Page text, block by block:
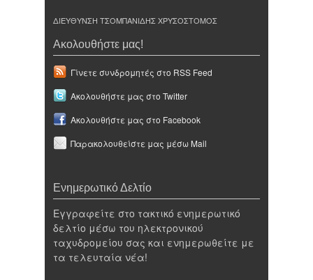
ΔΙΕΥΘΥΝΣΗ ΤΣΟΜΠΑΝΙΔΗΣ ΧΡΥΣΟΣΤΟΜΟΣ
Ακολουθήστε μας!
Γίνετε συνδρομητές στο RSS Feed
Ακολουθήστε μας στο Twitter
Ακολουθήστε μας στο Facebook
Παρακολουθείστε μας μέσω Mail
Ενημερωτικό Δελτίο
Εγγραφείτε στο τακτικό ενημερωτικό
δελτίο μέσω του ηλεκτρονικού
ταχυδρομείου σας και ενημερωθείτε με
τα τελευταία νέα!